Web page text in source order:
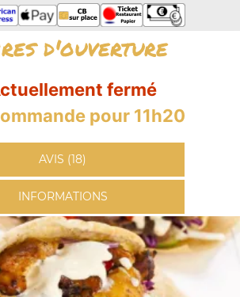
d'ouverture
fermé
pour 11h20
AVIS (18)
INFORMATIONS